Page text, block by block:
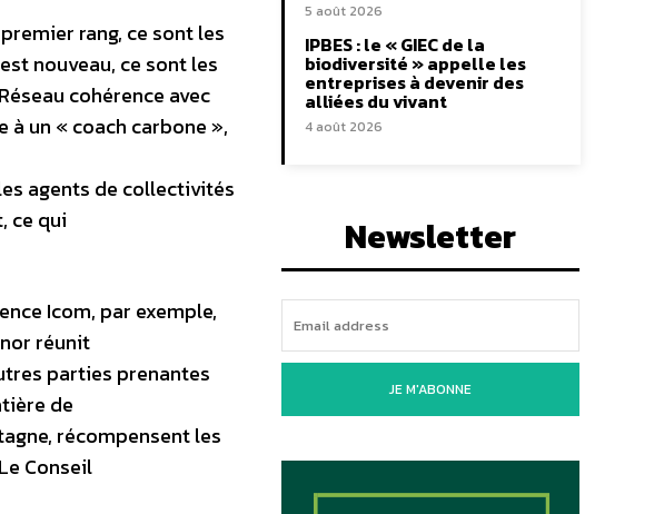
rang, ce sont les
nouveau, ce sont les
cohérence avec
un « coach carbone »,
agents de collectivités
ce qui
Icom, par exemple,
réunit
parties prenantes
de
récompensent les
Conseil
5 août 2026
IPBES : le « GIEC de la
biodiversité » appelle les
entreprises à devenir des
alliées du vivant
4 août 2026
Newsletter
JE M'ABONNE